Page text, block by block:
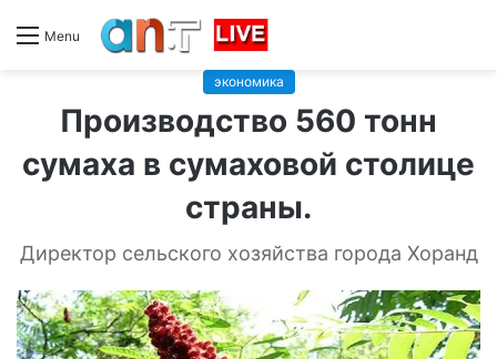
Menu
экономика
Производство 560 тонн
сумаха в сумаховой столице
страны.
Директор сельского хозяйства города Хоранд